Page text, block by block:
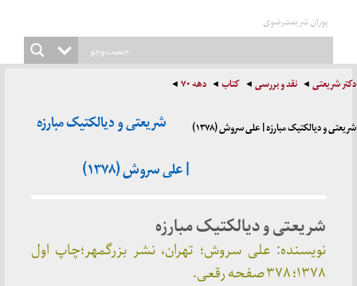
پوران شریعت‌رضوی
دکتر شریعتی نقد و بررسی کتاب دهه ۷۰
شریعتی و دیالکتیک مبارزه | علی سروش (۱۳۷۸)
شریعتی و دیالکتیک مبارزه
| علی سروش (۱۳۷۸)
شریعتی و دیالکتیک مبارزه
نویسنده: علی سروش؛ تهران، نشر بزرگمهر؛چاپ اول
۱۳۷۸؛ ۳۷۸ صفحه رقعی.